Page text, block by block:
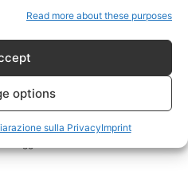
Read more about these purposes
options
sulla PrivacyImprint
Fratelli Musulmani e
25 Maggio 2026
PREPARA LO STATO DI
PERMANENTE?